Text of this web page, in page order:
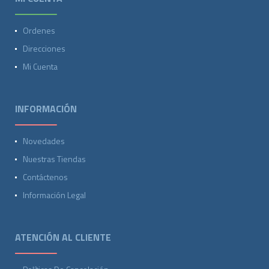
Ordenes
Direcciones
Mi Cuenta
INFORMACIÓN
Novedades
Nuestras Tiendas
Contáctenos
Información Legal
ATENCIÓN AL CLIENTE